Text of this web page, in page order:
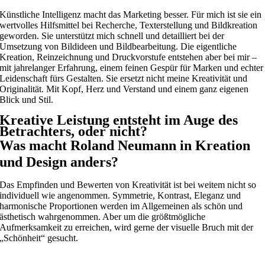
Künstliche Intelligenz macht das Marketing besser. Für mich ist sie ein
wertvolles Hilfsmittel bei Recherche, Texterstellung und Bildkreation
geworden. Sie unterstützt mich schnell und detailliert bei der
Umsetzung von Bildideen und Bildbearbeitung. Die eigentliche
Kreation, Reinzeichnung und Druckvorstufe entstehen aber bei mir –
mit jahrelanger Erfahrung, einem feinen Gespür für Marken und echter
Leidenschaft fürs Gestalten. Sie ersetzt nicht meine Kreativität und
Originalität. Mit Kopf, Herz und Verstand und einem ganz eigenen
Blick und Stil.
Kreative Leistung entsteht im Auge des
Betrachters, oder nicht?
Was macht Roland Neumann in Kreation
und Design anders?
Das Empfinden und Bewerten von Kreativität ist bei weitem nicht so
individuell wie angenommen. Symmetrie, Kontrast, Eleganz und
harmonische Proportionen werden im Allgemeinen als schön und
ästhetisch wahrgenommen. Aber um die größtmögliche
Aufmerksamkeit zu erreichen, wird gerne der visuelle Bruch mit der
„Schönheit“ gesucht.